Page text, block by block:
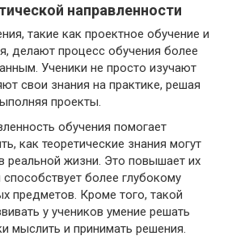
направленности
такие как проектное обучение и
делают процесс обучения более
Ученики не просто изучают
свои знания на практике, решая
проекты.
обучения помогает
как теоретические знания могут
реальной жизни. Это повышает их
более глубокому
предметов. Кроме того, такой
у учеников умение решать
мыслить и принимать решения.